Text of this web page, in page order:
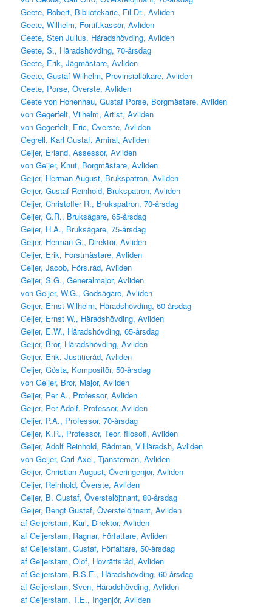
Geete, Robert, Bibliotekarie, Fil.Dr., Avliden
Geete, Wilhelm, Fortif.kassör, Avliden
Geete, Sten Julius, Häradshövding, Avliden
Geete, S., Häradshövding, 70-årsdag
Geete, Erik, Jägmästare, Avliden
Geete, Gustaf Wilhelm, Provinsialläkare, Avliden
Geete, Porse, Överste, Avliden
Geete von Hohenhau, Gustaf Porse, Borgmästare, Avliden
von Gegerfelt, Vilhelm, Artist, Avliden
von Gegerfelt, Eric, Överste, Avliden
Gegrell, Karl Gustaf, Amiral, Avliden
Geijer, Erland, Assessor, Avliden
von Geijer, Knut, Borgmästare, Avliden
Geijer, Herman August, Brukspatron, Avliden
Geijer, Gustaf Reinhold, Brukspatron, Avliden
Geijer, Christoffer R., Brukspatron, 70-årsdag
Geijer, G.R., Bruksägare, 65-årsdag
Geijer, H.A., Bruksägare, 75-årsdag
Geijer, Herman G., Direktör, Avliden
Geijer, Erik, Forstmästare, Avliden
Geijer, Jacob, Förs.råd, Avliden
Geijer, S.G., Generalmajor, Avliden
von Geijer, W.G., Godsägare, Avliden
Geijer, Ernst Wilhelm, Häradshövding, 60-årsdag
Geijer, Ernst W., Häradshövding, Avliden
Geijer, E.W., Häradshövding, 65-årsdag
Geijer, Bror, Häradshövding, Avliden
Geijer, Erik, Justitieråd, Avliden
Geijer, Gösta, Kompositör, 50-årsdag
von Geijer, Bror, Major, Avliden
Geijer, Per A., Professor, Avliden
Geijer, Per Adolf, Professor, Avliden
Geijer, P.A., Professor, 70-årsdag
Geijer, K.R., Professor, Teor. filosofi, Avliden
Geijer, Adolf Reinhold, Rådman, V.Häradsh, Avliden
von Geijer, Carl-Axel, Tjänsteman, Avliden
Geijer, Christian August, Överingenjör, Avliden
Geijer, Reinhold, Överste, Avliden
Geijer, B. Gustaf, Överstelöjtnant, 80-årsdag
Geijer, Bengt Gustaf, Överstelöjtnant, Avliden
af Geijerstam, Karl, Direktör, Avliden
af Geijerstam, Ragnar, Författare, Avliden
af Geijerstam, Gustaf, Författare, 50-årsdag
af Geijerstam, Olof, Hovrättsråd, Avliden
af Geijerstam, R.S.E., Häradshövding, 60-årsdag
af Geijerstam, Sven, Häradshövding, Avliden
af Geijerstam, T.E., Ingenjör, Avliden